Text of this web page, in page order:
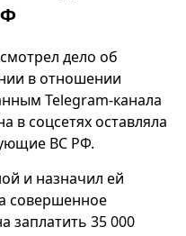
дело об
в отношении
Telegram-канала
в соцсетях оставляла
ВС РФ.
и назначил ей
совершенное
заплатить 35 000